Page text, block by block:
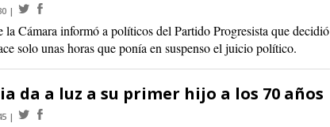
la Cámara informó a políticos del Partido Progresista que decidió
solo unas horas que ponía en suspenso el juicio político.
da a luz a su primer hijo a los 70 años